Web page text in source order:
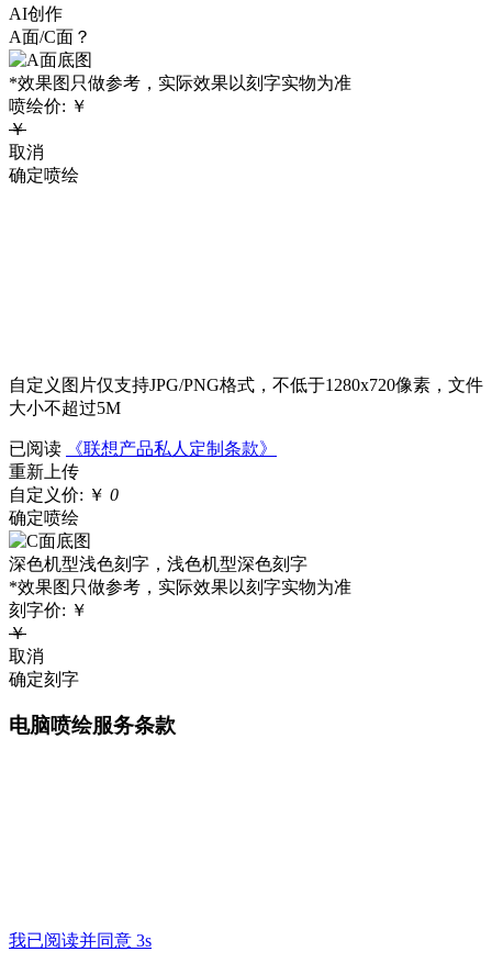
AI创作
A面/C面？
*效果图只做参考，实际效果以刻字实物为准
喷绘价: ￥
￥
取消
确定喷绘
自定义图片仅支持JPG/PNG格式，不低于1280x720像素，文件
大小不超过5M
已阅读
《联想产品私人定制条款》
重新上传
自定义价: ￥ 0
确定喷绘
深色机型浅色刻字，浅色机型深色刻字
*效果图只做参考，实际效果以刻字实物为准
刻字价: ￥
￥
取消
确定刻字
电脑喷绘服务条款
我已阅读并同意 3s